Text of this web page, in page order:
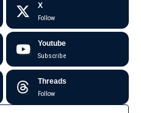
X
Follow
Youtube
Subscribe
Threads
Follow